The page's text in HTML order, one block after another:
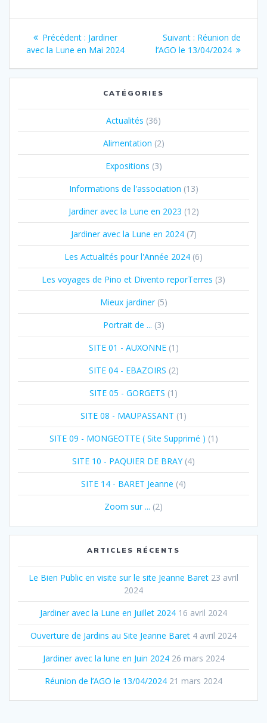
Navigation
de
l’article
Précédent : Article
précédent
Jardiner
avec la Lune en Mai 2024
Suivant : Article
suivant
Réunion de
l’AGO le 13/​04/​2024
CATÉGORIES
Actualités (36)
Alimentation (2)
Expositions (3)
Informations de l'association (13)
Jardiner avec la Lune en 2023 (12)
Jardiner avec la Lune en 2024(7)
Les Actualités pour l'Année 2024 (6)
Les voyages de Pino et Divento reporTerres (3)
Mieux jardiner(5)
Portrait de ... (3)
SITE 01 - AUXONNE(1)
SITE 04 - EBAZOIRS (2)
SITE 05 - GORGETS (1)
SITE 08 - MAUPASSANT (1)
SITE 09 - MONGEOTTE ( Site Supprimé ) (1)
SITE 10 - PAQUIER DE BRAY(4)
SITE 14 - BARET Jeanne (4)
Zoom sur ... (2)
ARTICLES RÉCENTS
Le Bien Public en visite sur le site Jeanne Baret 23 avril
2024
Jardiner avec la Lune en Juillet 2024 16 avril 2024
Ouverture de Jardins au Site Jeanne Baret 4 avril 2024
Jardiner avec la lune en Juin 2024 26 mars 2024
Réunion de l’AGO le 13/​04/​2024 21 mars 2024